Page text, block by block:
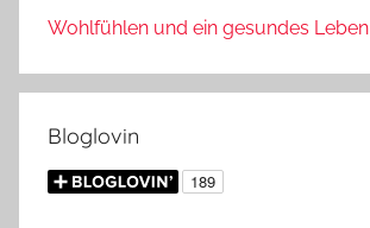
Wohlfühlen und ein gesundes Leben
Bloglovin